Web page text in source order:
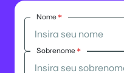
Nome *
Sobrenome *